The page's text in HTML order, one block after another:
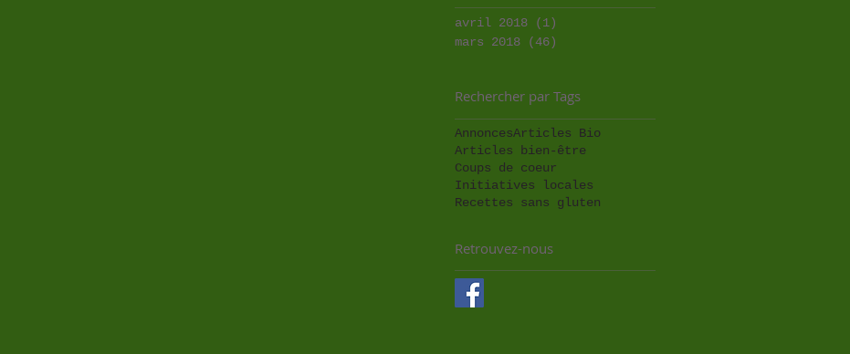
avril 2018 (1)
mars 2018
(46)
Rechercher par Tags
AnnoncesArticles Bio
Articles bien-être
Coups de coeur
Initiatives locales
Recettes sans gluten
Retrouvez-nous